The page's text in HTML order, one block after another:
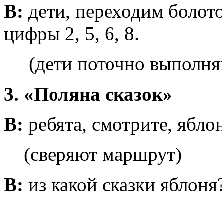
В: дети, переходим
цифры 2, 5, 6, 8.
(дети поточно
3. «Поляна сказок»
В: ребята, смотрите,
(сверяют маршрут)
В: из какой сказки